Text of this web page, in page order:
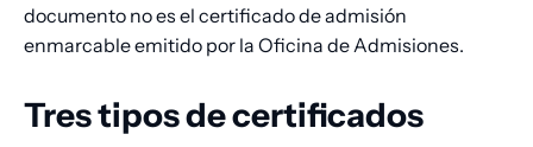
documento no es el certificado de admisión
enmarcable emitido por la Oficina de Admisiones.
Tres tipos de certificados